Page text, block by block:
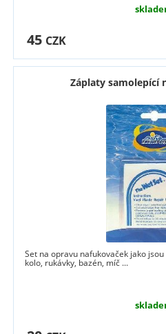
45 CZK
Záplaty samolepící
Set na opravu nafukovaček jako
kolo, rukávky, bazén, míč ...